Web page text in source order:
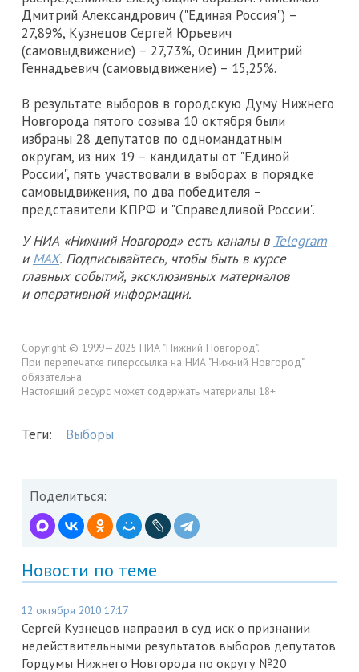
Дмитрий Александрович ("Единая Россия") –
27,89%, Кузнецов Сергей Юрьевич
(самовыдвижение) – 27,73%, Осинин Дмитрий
Геннадьевич (самовыдвижение) – 15,25%.
В результате выборов в городскую Думу Нижнего
Новгорода пятого созыва 10 октября были
избраны 28 депутатов по одномандатным
округам, из них 19 – кандидаты от "Единой
России", пять участвовали в выборах в порядке
самовыдвижения, по два победителя –
представители КПРФ и "Справедливой России".
У НИА «Нижний Новгород» есть каналы в Telegram
и MAX. Подписывайтесь, чтобы быть в курсе
главных событий, эксклюзивных материалов
и оперативной информации.
Copyright © 1999—2025 НИА "Нижний Новгород".
При перепечатке гиперссылка на НИА "Нижний Новгород"
обязательна.
Настоящий ресурс может содержать материалы 18+
Теги: Выборы
Поделиться:
Новости по теме
12 октября 2010 17:17
Сергей Кузнецов направил в суд иск о признании
недействительными результатов выборов депутатов
Гордумы Нижнего Новгорода по округу №20